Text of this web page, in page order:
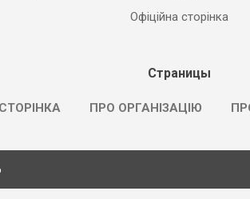
Офіційна сторінка
Страницы
ПРО ОРГАНІЗАЦІЮ